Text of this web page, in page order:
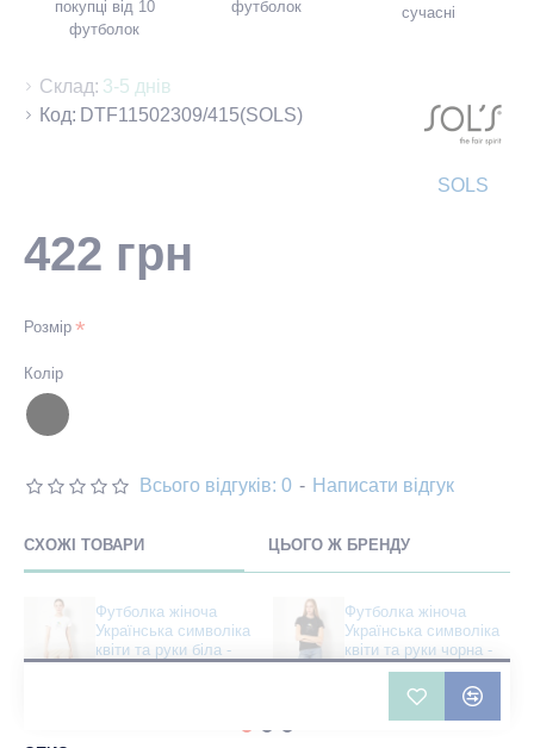
покупці від 10
футболок
футболок
сучасні
Склад: 3-5 днів
Код: DTF11502309/415(SOLS)
SOLS
Всього відгуків: 0 - Написати відгук
422 грн
Розмір
Колір
СХОЖІ ТОВАРИ ЦЬОГО Ж БРЕНДУ
Футболка жіноча
Українська символіка
квіти та руки біла -
Футболка жіноча
Українська символіка
квіти та руки чорна -